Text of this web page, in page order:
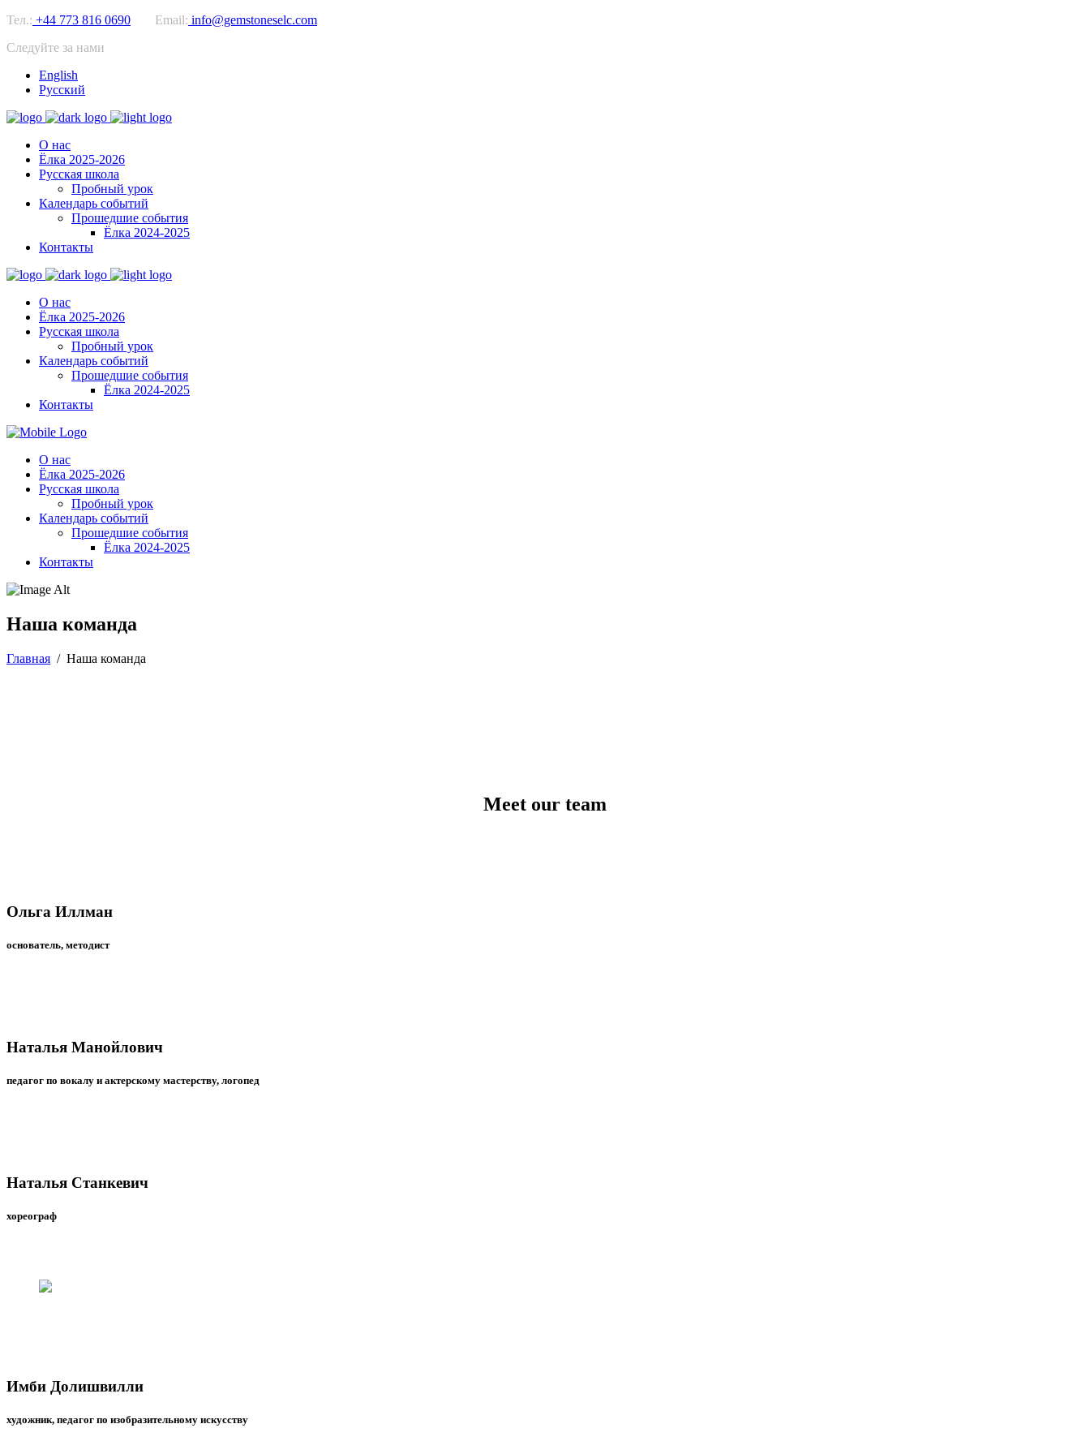
Тел.: +44 773 816 0690 Email: info@gemstoneselc.com
Следуйте за нами
English
Русский
О нас
Ёлка 2025-2026
Русская школа
Пробный урок
Календарь событий
Прошедшие события
Ёлка 2024-2025
Контакты
О нас
Ёлка 2025-2026
Русская школа
Пробный урок
Календарь событий
Прошедшие события
Ёлка 2024-2025
Контакты
О нас
Ёлка 2025-2026
Русская школа
Пробный урок
Календарь событий
Прошедшие события
Ёлка 2024-2025
Контакты
Наша команда
Главная / Наша команда
Meet our team
Ольга Иллман
основатель, методист
Наталья Манойлович
педагог по вокалу и актерскому мастерству, логопед
Наталья Станкевич
хореограф
Имби Долишвилли
художник, педагог по изобразительному искусству